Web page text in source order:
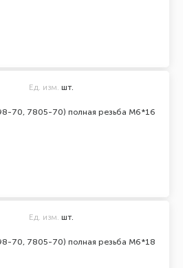
70, 7805-70) полная резьба М6*16
Ед. изм. шт.
70, 7805-70) полная резьба М6*18
Ед. изм. шт.